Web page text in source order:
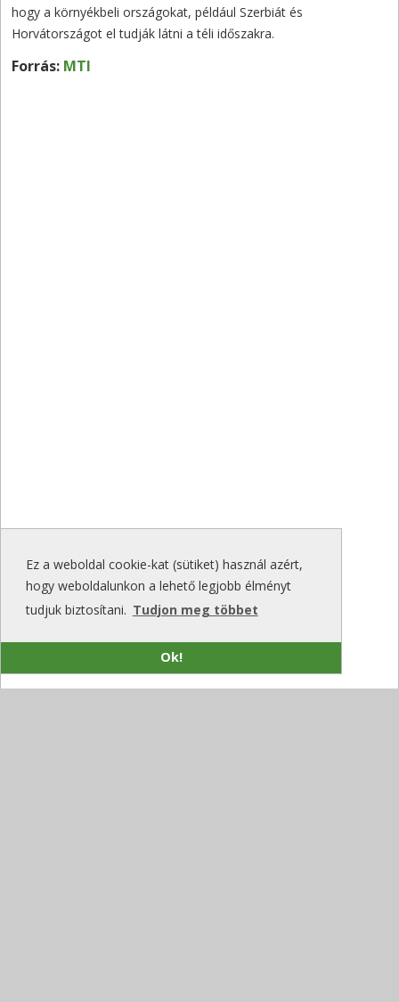
Ez a weboldal cookie-kat (sütiket) használ azért,
hogy weboldalunkon a lehető legjobb élményt
tudjuk biztosítani. Tudjon meg többet
Ok!
hogy a környékbeli országokat, például Szerbiát és
Horvátországot el tudják látni a téli időszakra.
Forrás: MTI